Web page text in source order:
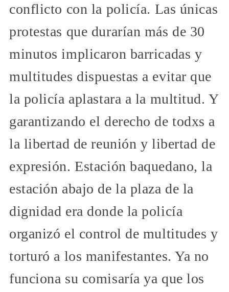
conflicto con la policía. Las únicas
protestas que durarían más de 30
minutos implicaron barricadas y
multitudes dispuestas a evitar que
la policía aplastara a la multitud. Y
garantizando el derecho de todxs a
la libertad de reunión y libertad de
expresión. Estación baquedano, la
estación abajo de la plaza de la
dignidad era donde la policía
organizó el control de multitudes y
torturó a los manifestantes. Ya no
funciona su comisaría ya que los